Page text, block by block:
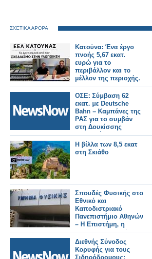
ΣΧΕΤΙΚΑ ΑΡΘΡΑ
Κατούνα: Ένα έργο
πνοής 5,67 εκατ.
ευρώ για το
περιβάλλον και το
μέλλον της περιοχής.
ΟΣΕ: Σύμβαση 62
εκατ. με Deutsche
Bahn – Καμπάνες της
ΡΑΣ για το συμβάν
στη Δουκίσσης
Πλακεντίας.
Η βίλλα των 8,5 εκατ
στη Σκιάθο
Σπουδές Φυσικής στο
Εθνικό και
Καποδιστριακό
Πανεπιστήμιο Αθηνών
– Η Επιστήμη, η
Έρευνα, η Διεθνής
Αναγνώριση, οι
Επαγγελματικές
Προοπτικές
Διεθνής Σύνοδος
Κορυφής για τους
Σιδηρόδρομους: